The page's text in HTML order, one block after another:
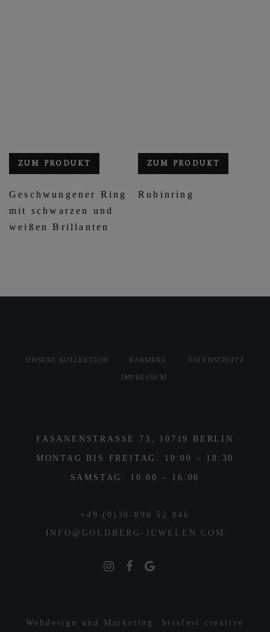
ZUM PRODUKT
Geschwungener Ring
mit schwarzen und
weißen Brillanten
ZUM PRODUKT
Rubinring
UNSERE KOLLEKTION KARRIERE
DATENSCHUTZ
IMPRESSUM
FASANENSTRASSE 73, 10719 BERLIN
MONTAG BIS FREITAG: 10:00 – 18:30
SAMSTAG: 10:00 – 16:00
+49 (0)30-896 52 846
INFO@GOLDBERG-JUWELEN.COM
Webdesign und Marketing: bissfest creative